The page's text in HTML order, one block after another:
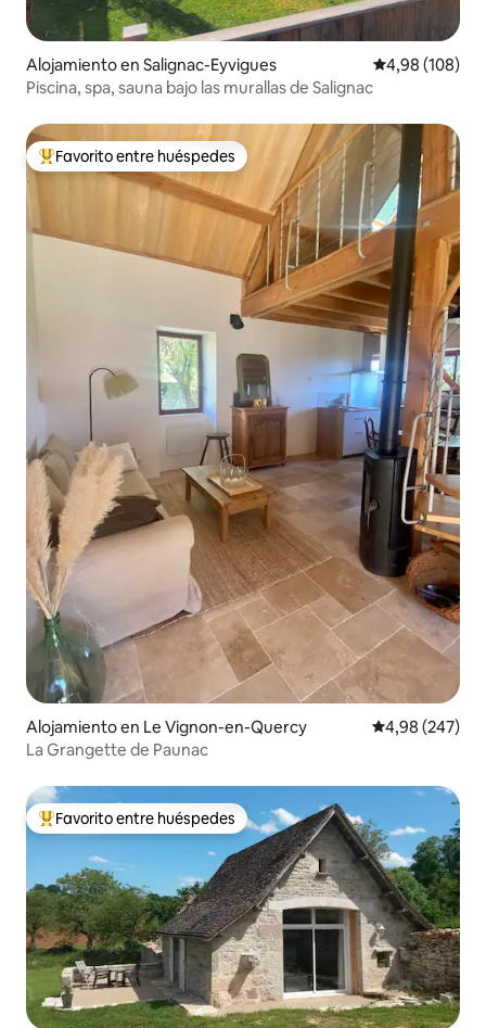
Alojamiento en Salignac-Eyvigues Calificación
4,98 (108)
Piscina, spa, sauna bajo las murallas de Salignac
Favorito entre los huéspedes más destacados
Favorito entre huéspedes
Alojamiento en Le Vignon-en-Quercy Calificación
4,98 (247)
La Grangette de Paunac
Favorito entre los huéspedes más destacados
Favorito entre huéspedes